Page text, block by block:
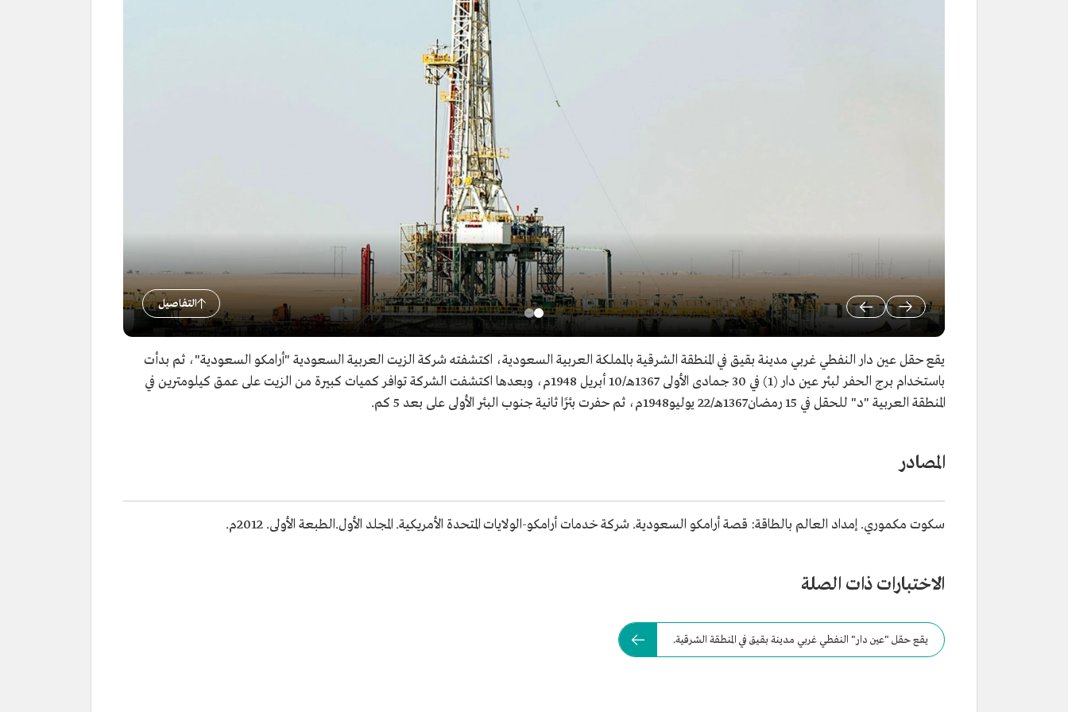
التفاصيل
يقع حقل عين دار النفطي غربي مدينة بقيق في المنطقة الشرقية بالمملكة العربية السعودية، اكتشفته شركة الزيت العربية السعودية "أرامكو السعودية"، ثم بدأت
باستخدام برج الحفر لبئر عين دار (1) في 30 جمادى الأولى 1367هـ/10 أبريل 1948م، وبعدها اكتشفت الشركة توافر كميات كبيرة من الزيت على عمق كيلومترين في
المنطقة العربية "د" للحقل في 15 رمضان1367هـ/22 يوليو1948م، ثم حفرت بئرًا ثانية جنوب البئر الأولى على بعد 5 كم.
المصادر
سكوت مكموري. إمداد العالم بالطاقة: قصة أرامكو السعودية. شركة خدمات أرامكو-الولايات المتحدة الأمريكية. المجلد الأول.الطبعة الأولى. 2012م.
الاختبارات ذات الصلة
يقع حقل "عين دار" النفطي غربي مدينة بقيق في المنطقة الشرقية.